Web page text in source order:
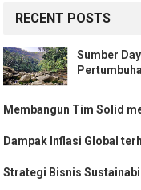
RECENT POSTS
Sumber
Membangun Tim Solid
Dampak Inflasi Global
Strategi Bisnis